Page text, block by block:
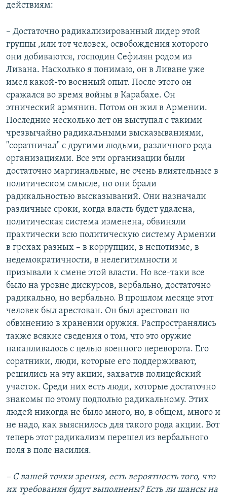
действиям:
– Достаточно радикализированный лидер этой
группы ,или тот человек, освобождения которого
они добиваются, господин Сефилян родом из
Ливана. Насколько я понимаю, он в Ливане уже
имел какой-то военный опыт. После этого он
сражался во время войны в Карабахе. Он
этнический армянин. Потом он жил в Армении.
Последние несколько лет он выступал с такими
чрезвычайно радикальными высказываниями,
"соратничал" с другими людьми, различного рода
организациями. Все эти организации были
достаточно маргинальные, не очень влиятельные в
политическом смысле, но они брали
радикальностью высказываний. Они назначали
различные сроки, когда власть будет удалена,
политическая система изменена, обвиняли
практически всю политическую систему Армении
в грехах разных – в коррупции, в непотизме, в
недемократичности, в нелегитимности и
призывали к смене этой власти. Но все-таки все
было на уровне дискурсов, вербально, достаточно
радикально, но вербально. В прошлом месяце этот
человек был арестован. Он был арестован по
обвинению в хранении оружия. Распространялись
также всякие сведения о том, что это оружие
накапливалось с целью военного переворота. Его
соратники, люди, которые его поддерживают,
решились на эту акции, захватив полицейский
участок. Среди них есть люди, которые достаточно
знакомы по этому подполью радикальному. Этих
людей никогда не было много, но, в общем, много и
не надо, как выяснилось для такого рода акции. Вот
теперь этот радикализм перешел из вербального
поля в поле насилия.
– С вашей точки зрения, есть вероятность того, что
их требования будут выполнены? Есть ли шансы на